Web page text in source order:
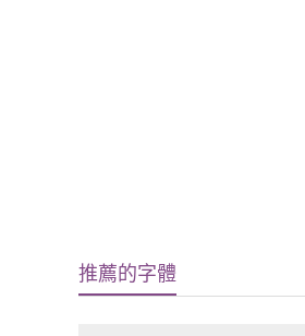
推薦的字體